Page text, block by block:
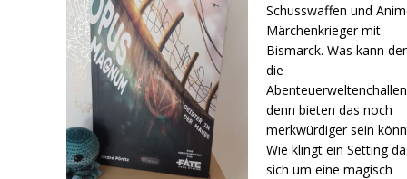
Schusswaffen und
Märchenkrieger mit
Bismarck. Was kann
die
denn bieten das noch
merkwürdiger sein
Wie klingt ein Setting
sich um eine magisch